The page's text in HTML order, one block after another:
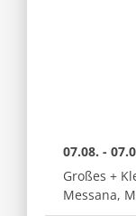
07.08. -
Großes +
Messana,